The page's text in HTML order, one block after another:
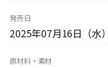
発売日
2025年07月16日（
原材料・素材